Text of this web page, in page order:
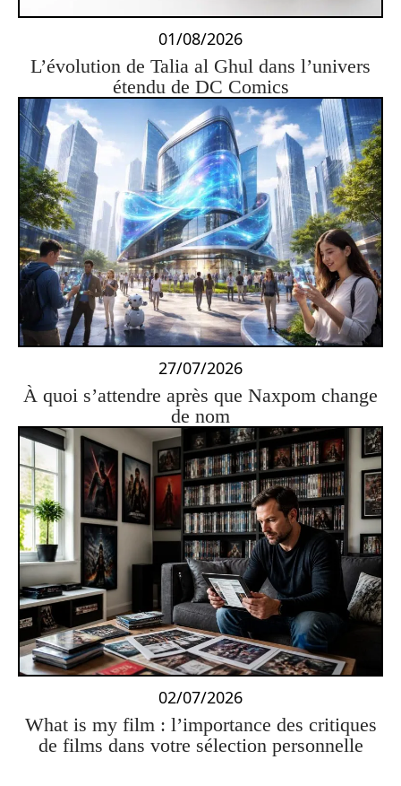
01/08/2026
L’évolution de Talia al Ghul dans l’univers
étendu de DC Comics
27/07/2026
À quoi s’attendre après que Naxpom change
de nom
02/07/2026
What is my film : l’importance des critiques
de films dans votre sélection personnelle